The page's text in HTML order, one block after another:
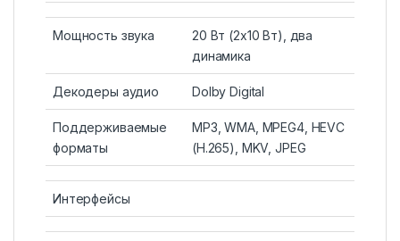
Мощность звука
20 Вт (2х10 Вт), два
динамика
Декодеры аудио Dolby Digital
Поддерживаемые
форматы
MP3, WMA, MPEG4, HEVC
(H.265), MKV, JPEG
Интерфейсы